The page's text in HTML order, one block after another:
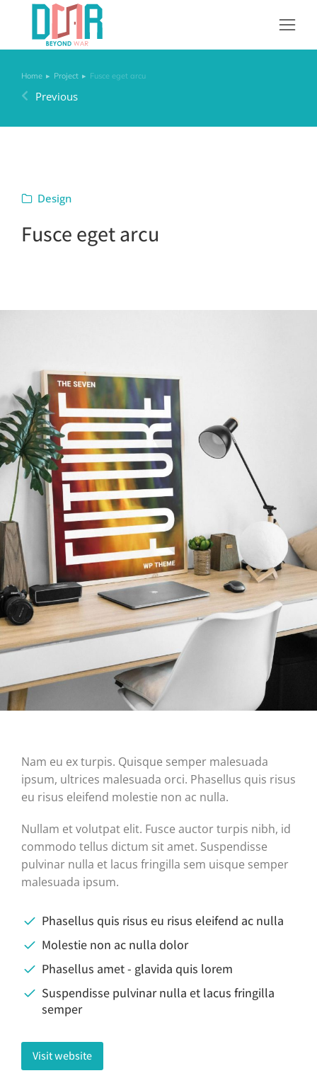
You are here:
Home Project Fusce eget arcu
Previous
Design
Fusce eget arcu
Nam eu ex turpis. Quisque semper malesuada
ipsum, ultrices malesuada orci. Phasellus quis risus
eu risus eleifend molestie non ac nulla.
Nullam et volutpat elit. Fusce auctor turpis nibh, id
commodo tellus dictum sit amet. Suspendisse
pulvinar nulla et lacus fringilla sem uisque semper
malesuada ipsum.
Phasellus quis risus eu risus eleifend ac nulla
Molestie non ac nulla dolor
Phasellus amet - glavida quis lorem
Suspendisse pulvinar nulla et lacus fringilla
semper
Visit website